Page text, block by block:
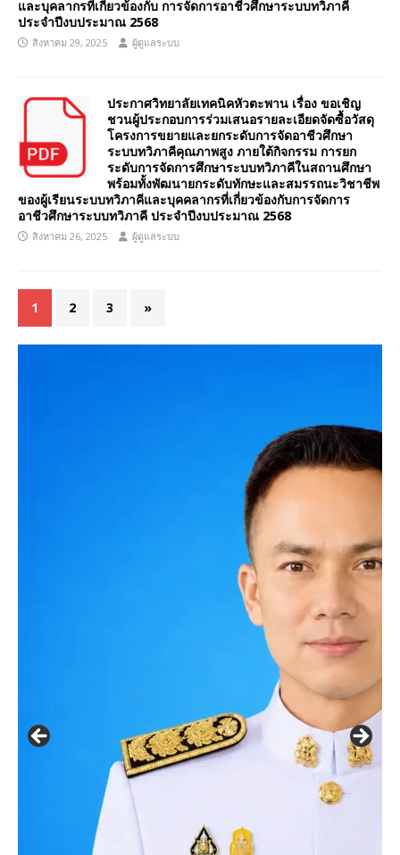
และบุคลากรที่เกี่ยวข้องกับ การจัดการอาชีวศึกษาระบบทวิภาคี
ประจำปีงบประมาณ 2568
สิงหาคม 29, 2025 ผู้ดูแลระบบ
ประกาศวิทยาลัยเทคนิคหัวตะพาน เรื่อง ขอเชิญ
ชวนผู้ประกอบการร่วมเสนอรายละเอียดจัดซื้อวัสดุ
โครงการขยายและยกระดับการจัดอาชีวศึกษา
ระบบทวิภาคีคุณภาพสูง ภายใต้กิจกรรม การยก
ระดับการจัดการศึกษาระบบทวิภาคีในสถานศึกษา
พร้อมทั้งพัฒนายกระดับทักษะและสมรรถนะวิชาชีพ
ของผู้เรียนระบบทวิภาคีและบุคคลากรที่เกี่ยวข้องกับการจัดการ
อาชีวศึกษาระบบทวิภาคี ประจำปีงบประมาณ 2568
สิงหาคม 26, 2025 ผู้ดูแลระบบ
1 2 3 »